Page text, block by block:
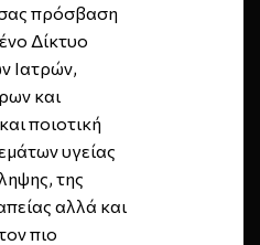
σας πρόσβαση
Δίκτυο
Ιατρών,
και
ποιοτική
υγείας
της
αλλά και
πιο